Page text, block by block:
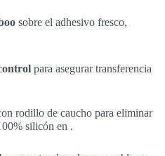
sobre el adhesivo fresco,
para asegurar transferencia
rodillo de caucho para eliminar
silicón en .